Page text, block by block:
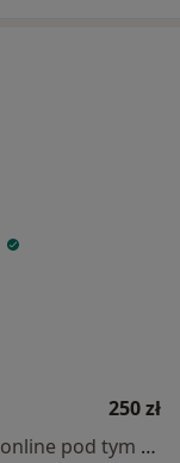
250 zł
Specjalista nie oferuje umawiania online pod tym adresem.